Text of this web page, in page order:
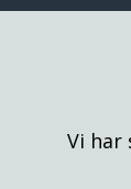
Vi har